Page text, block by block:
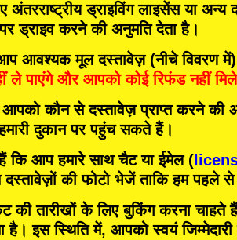
अंतरराष्ट्रीय ड्राइविंग लाइसेंस या
ड्राइव करने की अनुमति देता है।
आवश्यक मूल दस्तावेज़ (नीचे विवरण में)
ले पाएंगे और आपको कोई रिफंड नहीं
आपको कौन से दस्तावेज़ प्राप्त करने
दुकान पर पहुंच सकते हैं।
कि आप हमारे साथ चैट या ईमेल (
दस्तावेज़ों की फोटो भेजें ताकि हम पहले
की तारीखों के लिए बुकिंग करना चाहते
है। इस स्थिति में, आपको स्वयं जिम्मेदारी